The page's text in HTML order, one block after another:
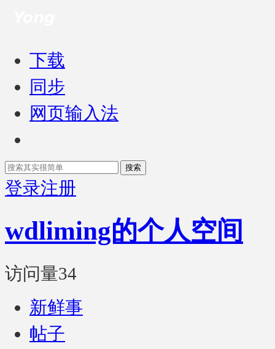
下载
同步
网页输入法
搜索
登录注册
wdliming的个人空间
访问量34
新鲜事
帖子